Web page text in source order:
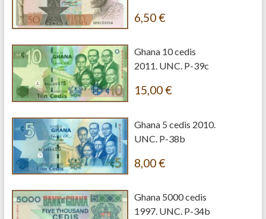
6,50€
Ghana 10 cedis
2011. UNC. P-39c
15,00€
Ghana 5 cedis 2010.
UNC. P-38b
8,00€
Ghana 5000 cedis
1997. UNC. P-34b